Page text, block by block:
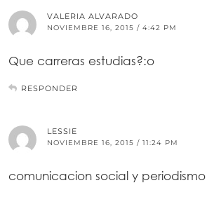
VALERIA ALVARADO
NOVIEMBRE 16, 2015 / 4:42 PM
Que carreras estudias?:o
RESPONDER
LESSIE
NOVIEMBRE 16, 2015 / 11:24 PM
comunicacion social y periodismo